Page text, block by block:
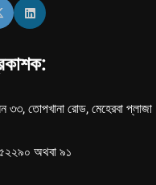
৩৩, তোপখানা রোড, মেহেরবা
অথবা ৯১